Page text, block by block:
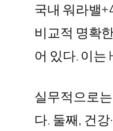
국내 워라밸
비교적 명확
어 있다. 이는
실무적으로
다. 둘째, 건